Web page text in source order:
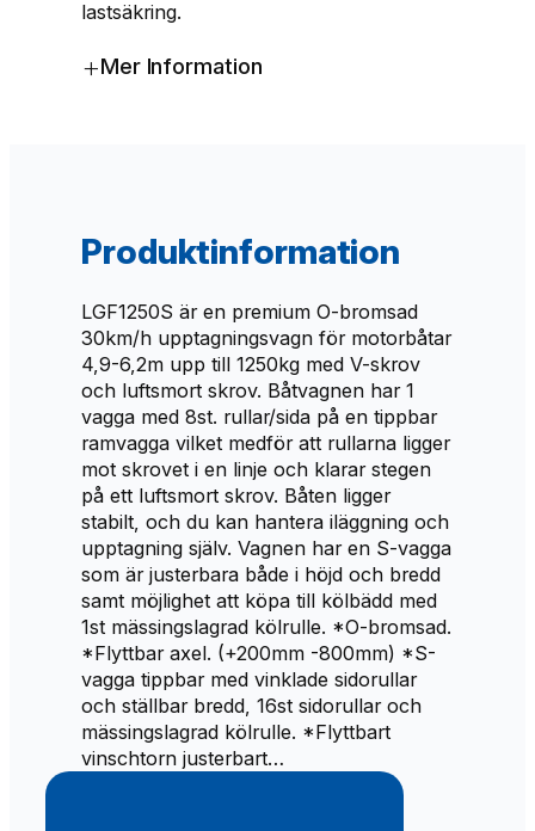
k
m
lastsäkring.
+Mer Information
Produktinformation
LGF1250S är en premium O-bromsad
30km/h upptagningsvagn för motorbåtar
4,9-6,2m upp till 1250kg med V-skrov
och luftsmort skrov. Båtvagnen har 1
vagga med 8st. rullar/sida på en tippbar
ramvagga vilket medför att rullarna ligger
mot skrovet i en linje och klarar stegen
på ett luftsmort skrov. Båten ligger
stabilt, och du kan hantera iläggning och
upptagning själv. Vagnen har en S-vagga
som är justerbara både i höjd och bredd
samt möjlighet att köpa till kölbädd med
1st mässingslagrad kölrulle. *O-bromsad.
*Flyttbar axel. (+200mm -800mm) *S-
vagga tippbar med vinklade sidorullar
och ställbar bredd, 16st sidorullar och
mässingslagrad kölrulle. *Flyttbart
vinschtorn justerbart…